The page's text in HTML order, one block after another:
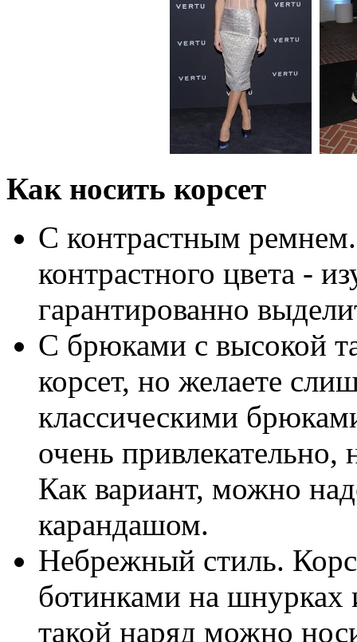
Как носить корсет
С контрастным
контрастного цвета -
гарантированно
С брюками с высокой
корсет, но желаете
классическими
очень
Как вариант, можно
карандашом.
Небрежный стиль.
ботинками на шнурках
такой наряд можно